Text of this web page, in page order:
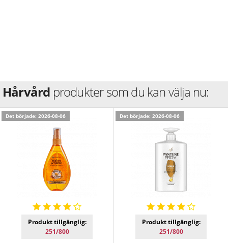
Hårvård produkter som du kan välja nu:
Det började: 2026-08-06
Produkt tillgänglig:
251/800
Det började: 2026-08-06
Produkt tillgänglig:
251/800